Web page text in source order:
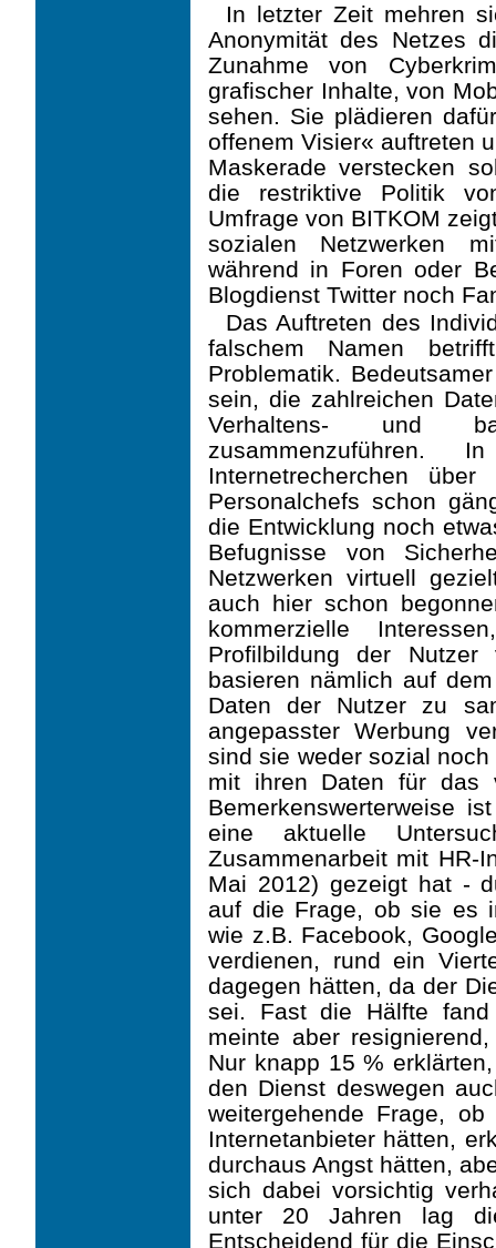
In letzter Zeit mehren
Anonymität des Netzes
Zunahme von
grafischer Inhalte, von
sehen. Sie plädieren
offenem Visier« auftreten
Maskerade verstecken
die restriktive Politik
Umfrage von BITKOM
sozialen Netzwerken
während in Foren oder
Blogdienst Twitter noch
Das Auftreten des
falschem Namen
Problematik.
sein, die zahlreichen
Verhaltens- und
Internetrecherchen
Personalchefs schon
die Entwicklung noch
Befugnisse von
Netzwerken virtuell
auch hier schon
kommerzielle
Profilbildung der Nutzer
basieren nämlich auf
Daten der Nutzer zu
angepasster Werbung
sind sie weder sozial
mit ihren Daten für das
Bemerkenswerterweise
eine aktuelle
Zusammenarbeit mit HR-
Mai 2012) gezeigt hat -
auf die Frage, ob sie es
wie z.B. Facebook,
verdienen, rund ein
dagegen hätten, da der
sei. Fast die Hälfte
meinte aber
Nur knapp 15 %
den Dienst deswegen
weitergehende Frage,
Internetanbieter hätten,
durchaus Angst hätten,
sich dabei vorsichtig
unter 20 Jahren lag
Entscheidend für die